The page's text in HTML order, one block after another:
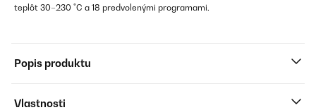
teplôt 30–230 °C a 18 predvolenými programami.
Popis produktu
Vlastnosti